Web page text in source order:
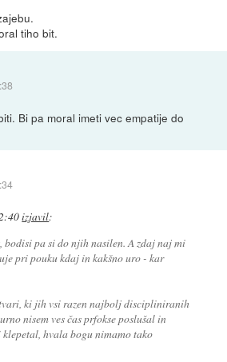
tiho bit.
Bi pa moral imeti vec empatije do
izjavil:
bodisi pa si do njih nasilen. A zdaj naj mi
pri pouku kdaj in kakšno uro - kar
ki jih vsi razen najbolj discipliniranih
nisem ves čas prfokse poslušal in
hvala bogu nimamo tako